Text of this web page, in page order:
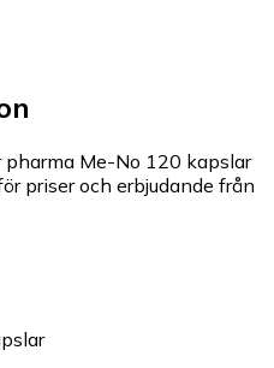
Me-No 120 kapslar
priser och erbjudande från